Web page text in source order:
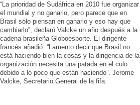
“La prioridad de Sudáfrica en 2010 fue organizar
el mundial y no ganarlo, pero parece que en
Brasil sólo piensan en ganarlo y eso hay que
cambiarlo”, declaró Valcke un año después a la
cadena brasileña Globoesporte. El dirigente
francés añadió: “Lamento decir que Brasil no
está haciendo bien la cosas y la dirigencia de la
organización necesita una patada en el culo
debido a lo poco que están haciendo”. Jerome
Valcke, Secretario General de la fifa.